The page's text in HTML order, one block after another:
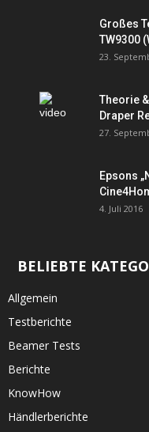
Großes
TW9300
23.
Theorie
Draper
27.
Epsons
4. Juli 2016
BELIEBTE
Allgemein
Testberichte
Beamer Tests
Berichte
KnowHow
Händlerberichte